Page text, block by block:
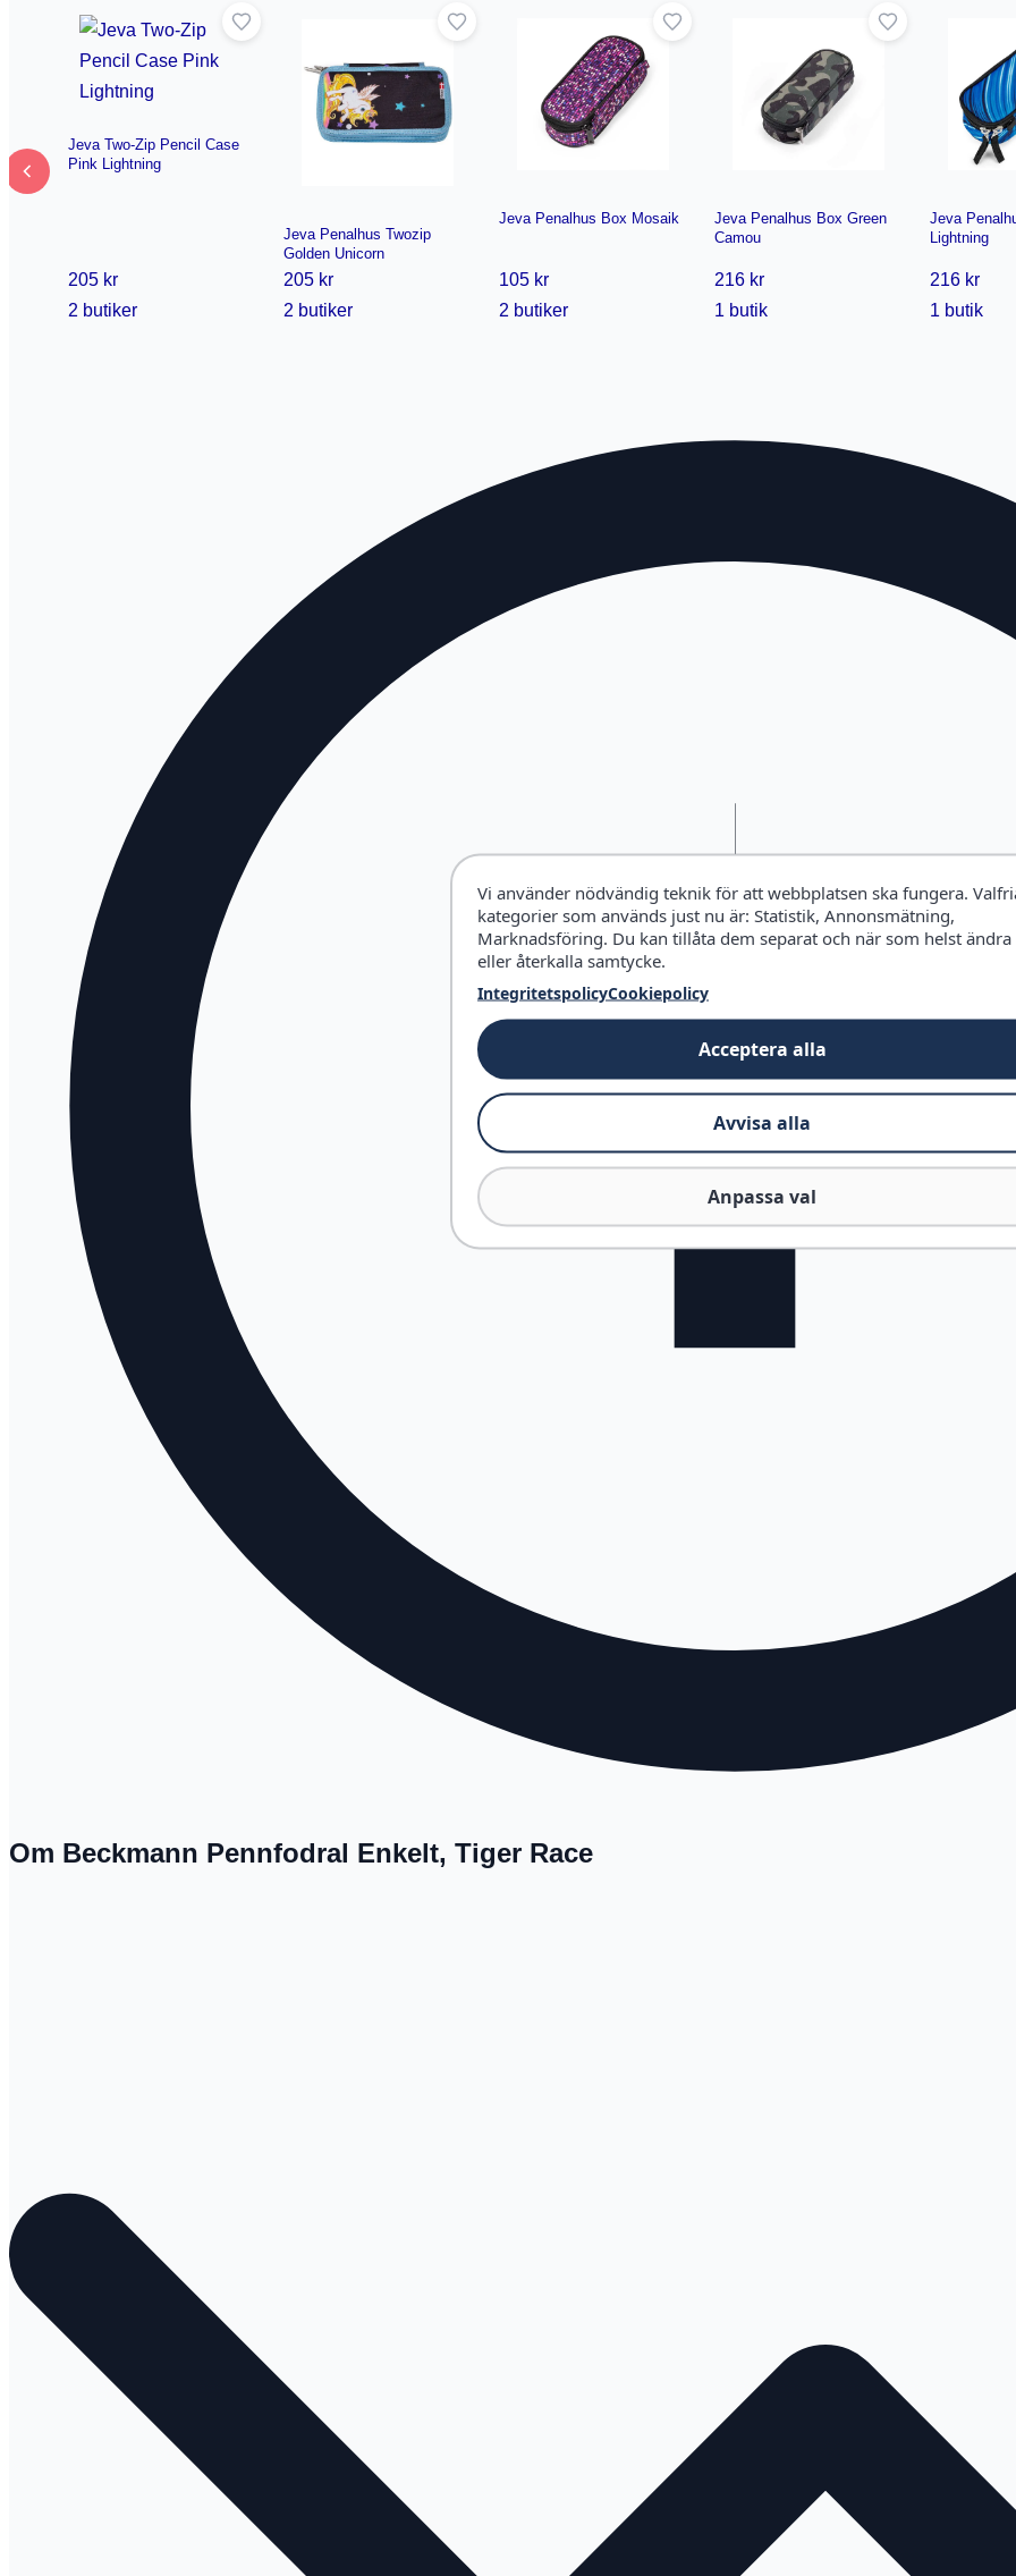
Vi använder nödvändig teknik för att webbplatsen ska fungera.
kategorier som används just nu är: Statistik, Annonsmätning,
Marknadsföring. Du kan tillåta dem separat och när som helst ändra
eller återkalla samtycke.
IntegritetspolicyCookiepolicy
Acceptera alla
Avvisa alla
Anpassa val
Jeva Two-Zip Pencil Case
Pink Lightning
205 kr
2 butiker
Jeva Penalhus Twozip
Golden Unicorn
205 kr
2 butiker
Jeva Penalhus Box Mosaik
105 kr
2 butiker
Jeva Penalhus Box Green
Camou
216 kr
1 butik
Jeva
Lightning
216 kr
1 butik
Om Beckmann Pennfodral Enkelt, Tiger Race